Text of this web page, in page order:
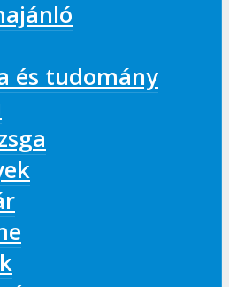
és tudomány